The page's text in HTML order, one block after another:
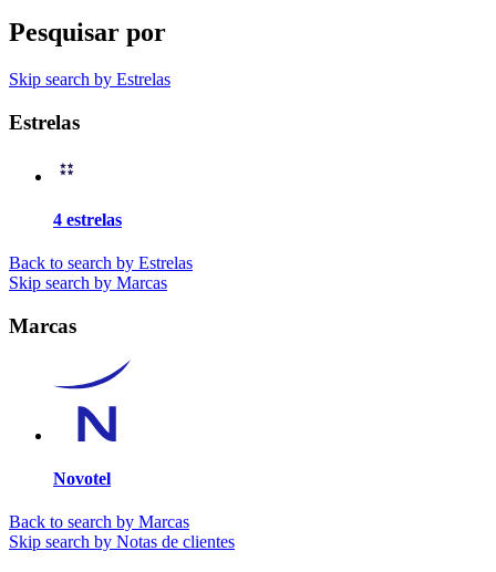
Pesquisar por
Skip search by Estrelas
Estrelas
4 estrelas
Back to search by Estrelas
Skip search by Marcas
Marcas
Novotel
Back to search by Marcas
Skip search by Notas de clientes